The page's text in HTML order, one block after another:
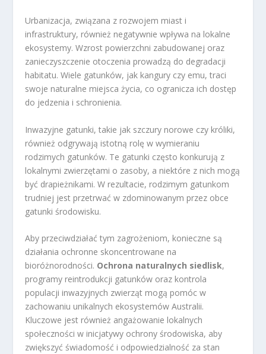
Urbanizacja, związana z rozwojem miast i
infrastruktury, również negatywnie wpływa na lokalne
ekosystemy. Wzrost powierzchni zabudowanej oraz
zanieczyszczenie otoczenia prowadzą do degradacji
habitatu. Wiele gatunków, jak kangury czy emu, traci
swoje naturalne miejsca życia, co ogranicza ich dostęp
do jedzenia i schronienia.
Inwazyjne gatunki, takie jak szczury norowe czy króliki,
również odgrywają istotną rolę w wymieraniu
rodzimych gatunków. Te gatunki często konkurują z
lokalnymi zwierzętami o zasoby, a niektóre z nich mogą
być drapieżnikami. W rezultacie, rodzimym gatunkom
trudniej jest przetrwać w zdominowanym przez obce
gatunki środowisku.
Aby przeciwdziałać tym zagrożeniom, konieczne są
działania ochronne skoncentrowane na
bioróżnorodności. Ochrona naturalnych siedlisk,
programy reintrodukcji gatunków oraz kontrola
populacji inwazyjnych zwierząt mogą pomóc w
zachowaniu unikalnych ekosystemów Australii.
Kluczowe jest również angażowanie lokalnych
społeczności w inicjatywy ochrony środowiska, aby
zwiększyć świadomość i odpowiedzialność za stan